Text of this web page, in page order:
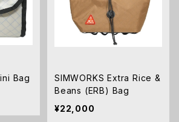
Bag
SIMWORKS Extra Rice &
Beans (ERB) Bag
¥22,000